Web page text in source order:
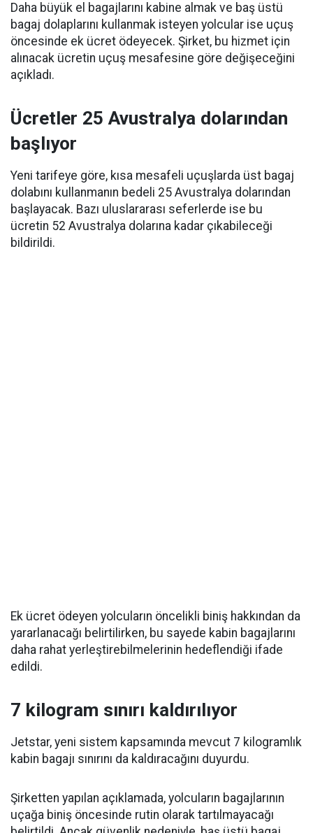
Daha büyük el bagajlarını kabine almak ve baş üstü
bagaj dolaplarını kullanmak isteyen yolcular ise uçuş
öncesinde ek ücret ödeyecek. Şirket, bu hizmet için
alınacak ücretin uçuş mesafesine göre değişeceğini
açıkladı.
Ücretler 25 Avustralya dolarından
başlıyor
Yeni tarifeye göre, kısa mesafeli uçuşlarda üst bagaj
dolabını kullanmanın bedeli 25 Avustralya dolarından
başlayacak. Bazı uluslararası seferlerde ise bu
ücretin 52 Avustralya dolarına kadar çıkabileceği
bildirildi.
Ek ücret ödeyen yolcuların öncelikli biniş hakkından da
yararlanacağı belirtilirken, bu sayede kabin bagajlarını
daha rahat yerleştirebilmelerinin hedeflendiği ifade
edildi.
7 kilogram sınırı kaldırılıyor
Jetstar, yeni sistem kapsamında mevcut 7 kilogramlık
kabin bagajı sınırını da kaldıracağını duyurdu.
Şirketten yapılan açıklamada, yolcuların bagajlarının
uçağa biniş öncesinde rutin olarak tartılmayacağı